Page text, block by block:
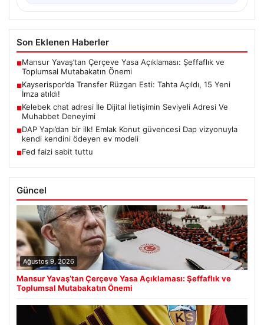
Son Eklenen Haberler
■Mansur Yavaş’tan Çerçeve Yasa Açıklaması: Şeffaflık ve
Toplumsal Mutabakatın Önemi
■Kayserispor’da Transfer Rüzgarı Esti: Tahta Açıldı, 15 Yeni
İmza atıldı!
■Kelebek chat adresi İle Dijital İletişimin Seviyeli Adresi Ve
Muhabbet Deneyimi
■DAP Yapı’dan bir ilk! Emlak Konut güvencesi Dap vizyonuyla
kendi kendini ödeyen ev modeli
■Fed faizi sabit tuttu
Güncel
Ağustos 9, 2026
Mansur Yavaş’tan Çerçeve Yasa Açıklaması: Şeffaflık ve
Toplumsal Mutabakatın Önemi